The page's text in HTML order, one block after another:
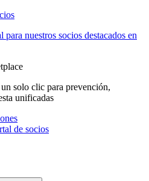
para nuestros socios destacados en
solo clic para prevención,
unificadas
de socios